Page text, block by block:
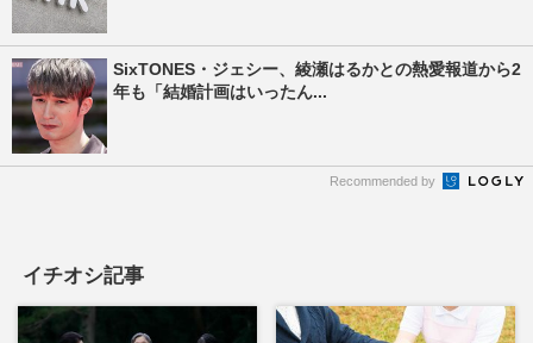
SixTONES・ジェシー、綾瀬はるかとの熱愛報道から2
年も「結婚計画はいったん...
Recommended by
イチオシ記事